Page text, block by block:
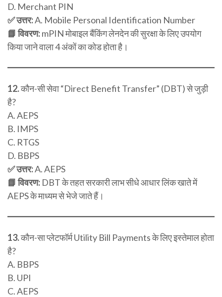
D. Merchant PIN
✅ उत्तर:A. Mobile Personal Identification Number
📘 विवरण:mPIN मोबाइल बैंकिंग लेनदेन की सुरक्षा के लिए उपयोग
किया जाने वाला 4 अंकों का कोड होता है।
12.कौन-सी सेवा “Direct Benefit Transfer” (DBT) से जुड़ी
है?
A. AEPS
B. IMPS
C. RTGS
D. BBPS
✅ उत्तर:A. AEPS
📘 विवरण: DBT के तहत सरकारी लाभ सीधे आधार लिंक खाते में
AEPS के माध्यम से भेजे जाते हैं।
13.कौन-सा प्लेटफॉर्म Utility Bill Payments के लिए इस्तेमाल होता
है?
A. BBPS
B. UPI
C. AEPS